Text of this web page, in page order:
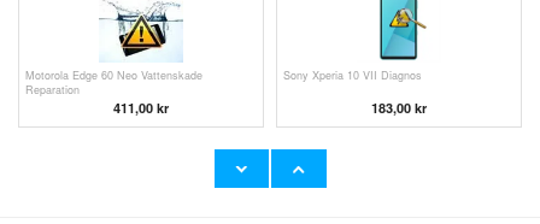
Motorola Edge 60 Neo Vattenskade
Reparation
411,00 kr
Sony Xperia 10 VII Diagnos
183,00 kr